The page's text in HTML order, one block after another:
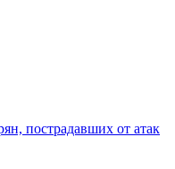
пострадавших от атак